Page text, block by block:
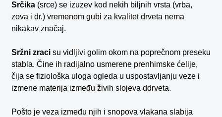
Srčika (srce) se izuzev kod nekih biljnih vrsta (vrba,
zova i dr.) vremenom gubi za kvalitet drveta nema
nikakav značaj.
Sržni zraci su vidljivi golim okom na poprečnom preseku
stabla. Čine ih radijalno usmerene prenhimske ćelije,
čija se fiziološka uloga ogleda u uspostavljanju veze i
izmene materija između živih slojeva ddrveta.
Pošto je veza između njih i snopova vlakana slabija